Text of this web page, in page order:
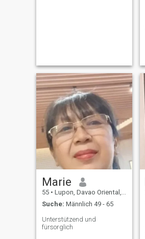
Marie
55 • Lupon, Davao Oriental, Philippinen
Suche: Männlich 49 - 65
Unterstützend und
fürsorglich